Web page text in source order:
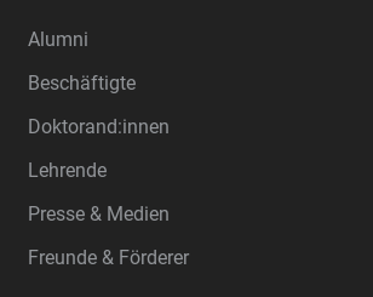
Alumni
Beschäftigte
Doktorand:innen
Lehrende
Presse & Medien
Freunde & Förderer